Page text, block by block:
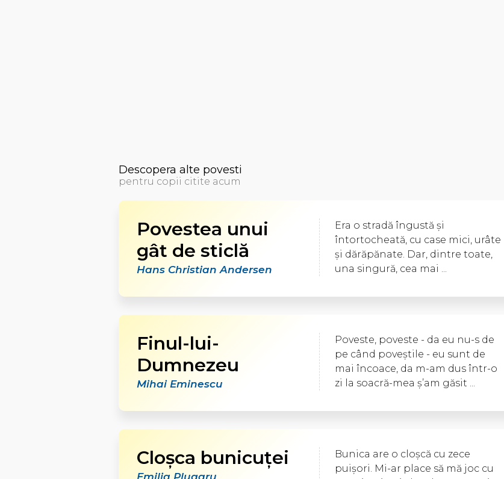
Descopera alte povesti
pentru copii citite acum
Povestea unui
gât de sticlă
Hans Christian Andersen
Era o stradă îngustă şi
întortocheată, cu case mici, urâte
şi dărăpănate. Dar, dintre toate,
una singură, cea mai ...
Finul-lui-
Dumnezeu
Mihai Eminescu
Poveste, poveste - da eu nu-s de
pe când poveştile - eu sunt de
mai încoace, da m-am dus într-o
zi la soacră-mea ş’am găsit ...
Cloşca bunicuţei
Bunica are o cloşcă cu zece
puişori. Mi-ar place să mă joc cu